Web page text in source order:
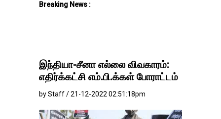
Breaking News :
இந்தியா-சீனா எல்லை விவகாரம்:
எதிர்க்கட்சி எம்.பி.க்கள் போராட்டம்
by Staff / 21-12-2022 02:51:18pm